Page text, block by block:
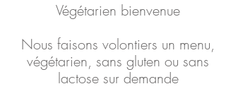
Végétarien bienvenue
Nous faisons volontiers un menu,
végétarien, sans gluten ou sans
lactose sur demande